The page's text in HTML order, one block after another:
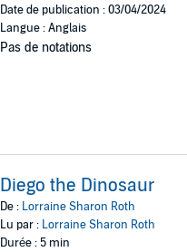
Date de publication : 03/04/2024
Langue : Anglais
Pas de notations
Diego the Dinosaur
De : Lorraine Sharon Roth
Lu par : Lorraine Sharon Roth
Durée : 5 min